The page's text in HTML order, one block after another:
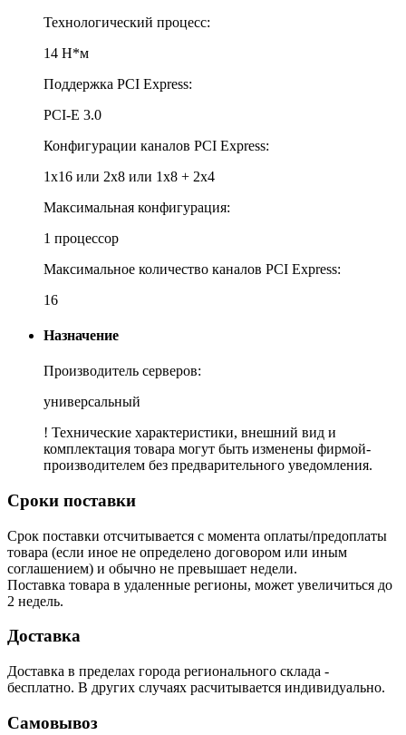
Технологический процесс:
14 Н*м
Поддержка PCI Express:
PCI-E 3.0
Конфигурации каналов PCI Express:
1x16 или 2x8 или 1x8 + 2x4
Максимальная конфигурация:
1 процессор
Максимальное количество каналов PCI Express:
16
Назначение
Производитель серверов:
универсальный
! Технические характеристики, внешний вид и
комплектация товара могут быть изменены фирмой-
производителем без предварительного уведомления.
Сроки поставки
Срок поставки отсчитывается с момента оплаты/предоплаты
товара (если иное не определено договором или иным
соглашением) и обычно не превышает недели.
Поставка товара в удаленные регионы, может увеличиться до
2 недель.
Доставка
Доставка в пределах города регионального склада -
бесплатно. В других случаях расчитывается индивидуально.
Самовывоз